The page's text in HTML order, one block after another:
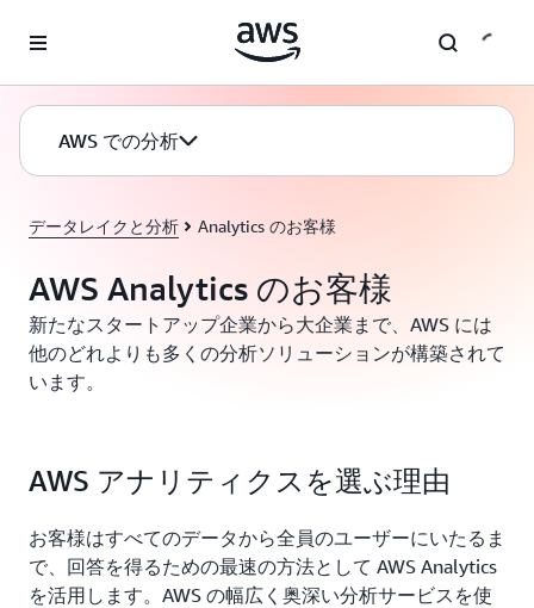
AWS での分析
データレイクと分析 Analytics のお客様
AWS Analytics のお客様
新たなスタートアップ企業から大企業まで、AWS には
他のどれよりも多くの分析ソリューションが構築されて
います。
AWS アナリティクスを選ぶ理由
お客様はすべてのデータから全員のユーザーにいたるま
で、回答を得るための最速の方法として AWS Analytics
を活用します。AWS の幅広く奥深い分析サービスを使